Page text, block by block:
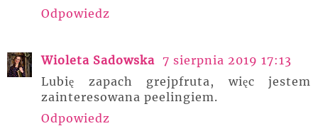
Odpowiedz
Wioleta Sadowska 7 sierpnia 2019 17:13
Lubię zapach grejpfruta, więc jestem
zainteresowana peelingiem.
Odpowiedz